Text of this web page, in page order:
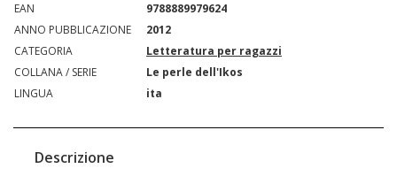
EAN
9788889979624
ANNO PUBBLICAZIONE
2012
CATEGORIA
Letteratura per ragazzi
COLLANA / SERIE
Le perle dell'Ikos
LINGUA
ita
Descrizione